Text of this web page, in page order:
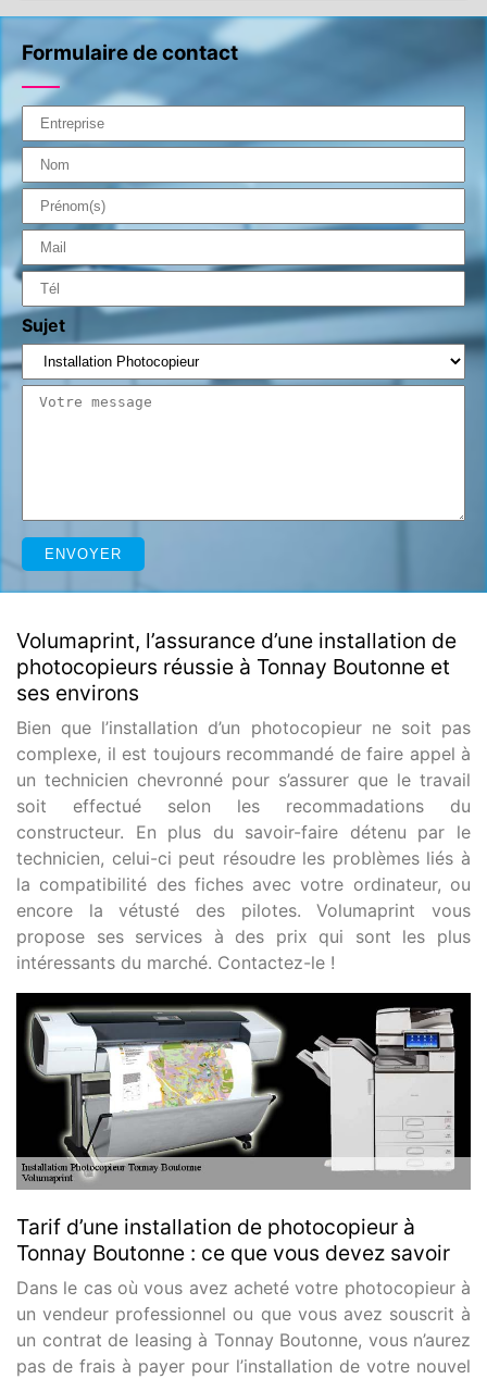
Formulaire de contact
Sujet
Volumaprint, l’assurance d’une installation de
photocopieurs réussie à Tonnay Boutonne et
ses environs
Bien que l’installation d’un photocopieur ne soit pas
complexe, il est toujours recommandé de faire appel à
un technicien chevronné pour s’assurer que le travail
soit effectué selon les recommadations du
constructeur. En plus du savoir-faire détenu par le
technicien, celui-ci peut résoudre les problèmes liés à
la compatibilité des fiches avec votre ordinateur, ou
encore la vétusté des pilotes. Volumaprint vous
propose ses services à des prix qui sont les plus
intéressants du marché. Contactez-le !
Tarif d’une installation de photocopieur à
Tonnay Boutonne : ce que vous devez savoir
Dans le cas où vous avez acheté votre photocopieur à
un vendeur professionnel ou que vous avez souscrit à
un contrat de leasing à Tonnay Boutonne, vous n’aurez
pas de frais à payer pour l’installation de votre nouvel